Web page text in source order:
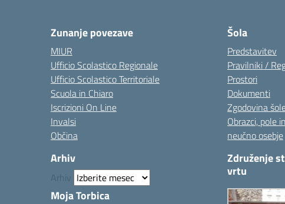
Zunanje povezave
MIUR
Ufficio Scolastico Regionale
Ufficio Scolastico Territoriale
Scuola in Chiaro
Iscrizioni On Line
Invalsi
Občina
Arhiv
Arhiv
Moja Torbica
Šola
Predstavitev
Pravilniki /
Prostori
Dokumenti
Zgodovina
Obrazci, pole
neučno osebje
Združenje
vrtu